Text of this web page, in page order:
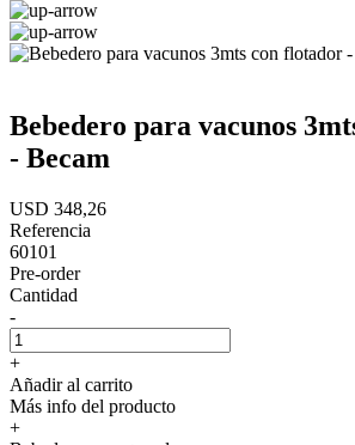
Bebedero para vacunos
- Becam
USD 348,26
Referencia
60101
Pre-order
Cantidad
-
+
Añadir al carrito
Más info del producto
+